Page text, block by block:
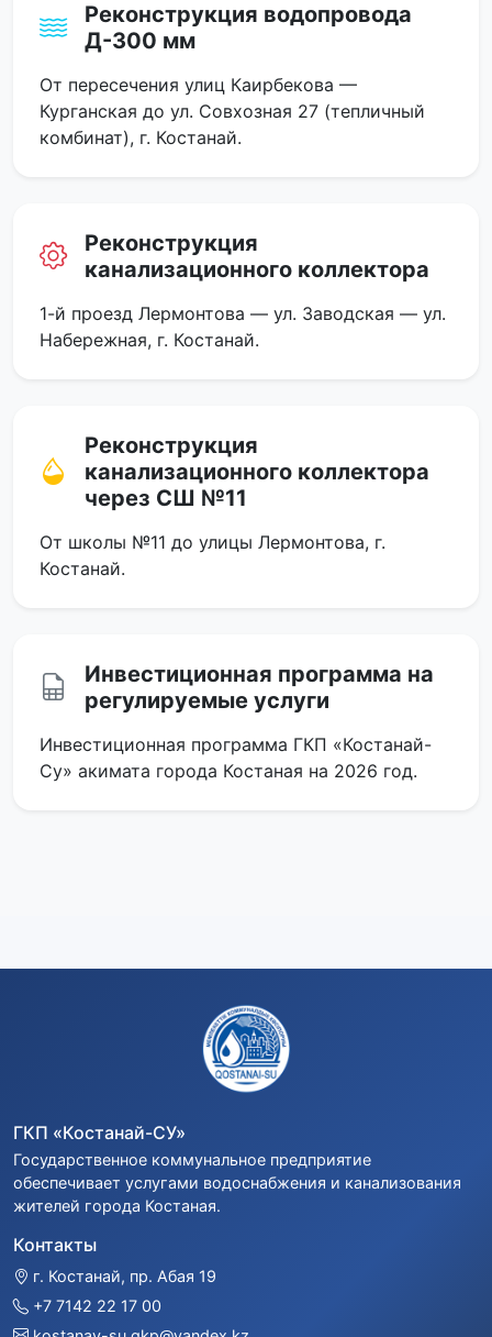
Реконструкция водопровода
Д-300 мм
От пересечения улиц Каирбекова —
Курганская до ул. Совхозная 27 (тепличный
комбинат), г. Костанай.
Реконструкция
канализационного коллектора
1-й проезд Лермонтова — ул. Заводская — ул.
Набережная, г. Костанай.
Реконструкция
канализационного коллектора
через СШ №11
От школы №11 до улицы Лермонтова, г.
Костанай.
Инвестиционная программа на
регулируемые услуги
Инвестиционная программа ГКП «Костанай-
Су» акимата города Костаная на 2026 год.
ГКП «Костанай-СУ»
Государственное коммунальное предприятие
обеспечивает услугами водоснабжения и канализования
жителей города Костаная.
Контакты
г. Костанай, пр. Абая 19
+7 7142 22 17 00